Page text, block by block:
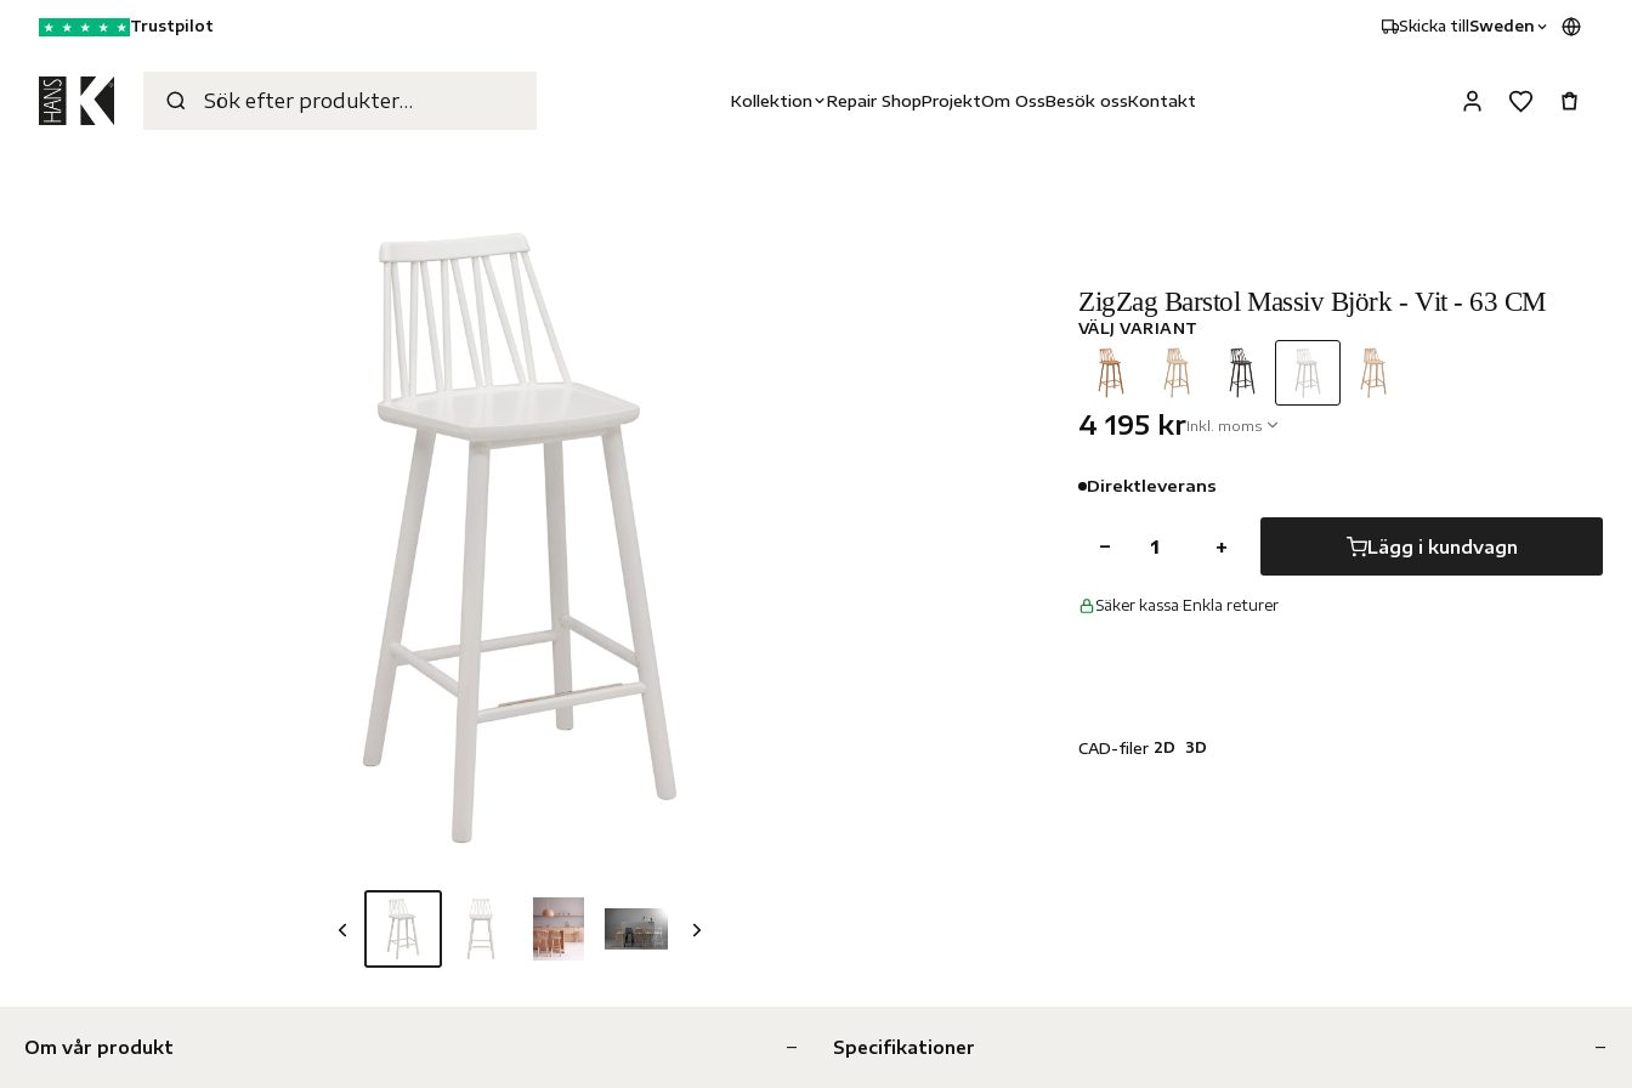
★ ★ ★ ★ ★ Trustpilot Skicka till Sweden
Kollektion Repair ShopProjektOm OssBesök ossKontakt
ZigZag Barstol Massiv Björk - Vit - 63 CM
VÄLJ VARIANT
4 195 krInkl. moms
Direktleverans
− + Lägg i kundvagn
Säker kassa·Enkla returer
CAD-filer 2D 3D
Om vår produkt Specifikationer